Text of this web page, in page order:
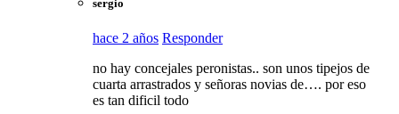
sergio
hace 2 años Responder
no hay concejales peronistas.. son unos tipejos de
cuarta arrastrados y señoras novias de…. por eso
es tan dificil todo